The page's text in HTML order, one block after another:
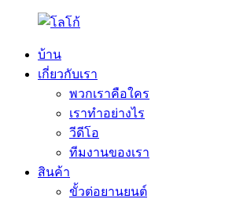
บ้าน
เกี่ยวกับเรา
พวกเราคือใคร
เราทำอย่างไร
วีดีโอ
ทีมงานของเรา
สินค้า
ขั้วต่อยานยนต์